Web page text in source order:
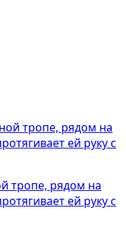
тропе, рядом на
ей руку с